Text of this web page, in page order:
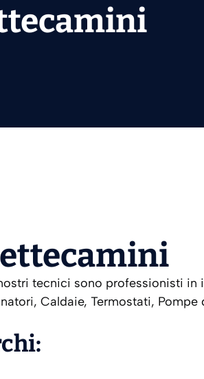
tecnici sono professionisti in
Caldaie, Termostati, Pompe